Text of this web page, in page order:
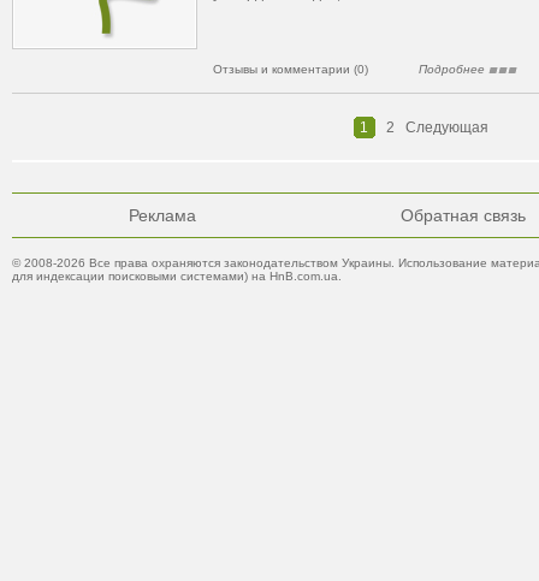
Отзывы и комментарии (0) Подробнее
1 2 Следующая
Реклама Обратная связь
© 2008-2026 Все права охраняются законодательством Украины. Использование
для индексации поисковыми системами) на HnB.com.ua.